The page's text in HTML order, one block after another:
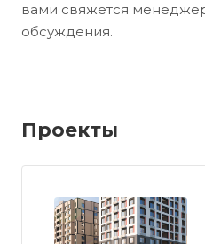
вами свяжется
обсуждения.
Проекты